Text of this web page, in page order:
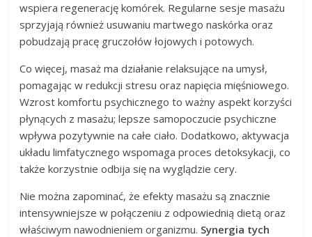
wspiera regenerację komórek. Regularne sesje masażu
sprzyjają również usuwaniu martwego naskórka oraz
pobudzają pracę gruczołów łojowych i potowych.
Co więcej, masaż ma działanie relaksujące na umysł,
pomagając w redukcji stresu oraz napięcia mięśniowego.
Wzrost komfortu psychicznego to ważny aspekt korzyści
płynących z masażu; lepsze samopoczucie psychiczne
wpływa pozytywnie na całe ciało. Dodatkowo, aktywacja
układu limfatycznego wspomaga proces detoksykacji, co
także korzystnie odbija się na wyglądzie cery.
Nie można zapominać, że efekty masażu są znacznie
intensywniejsze w połączeniu z odpowiednią dietą oraz
właściwym nawodnieniem organizmu. Synergia tych